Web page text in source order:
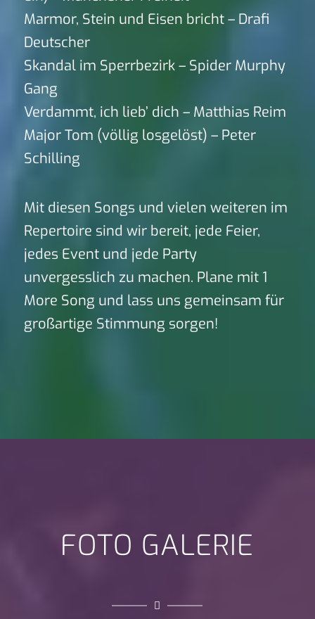
Marmor, Stein und Eisen bricht – Drafi
Deutscher
Skandal im Sperrbezirk – Spider Murphy
Gang
Verdammt, ich lieb’ dich – Matthias Reim
Major Tom (völlig losgelöst) – Peter
Schilling
Mit diesen Songs und vielen weiteren im
Repertoire sind wir bereit, jede Feier,
jedes Event und jede Party
unvergesslich zu machen. Plane mit 1
More Song und lass uns gemeinsam für
großartige Stimmung sorgen!
FOTO GALERIE